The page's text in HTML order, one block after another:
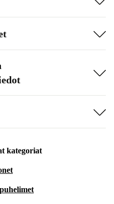
kategoriat